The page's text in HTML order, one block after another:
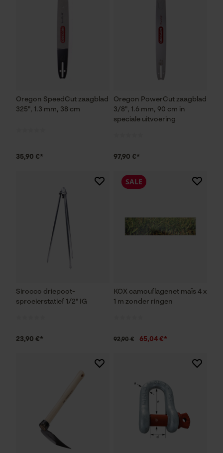
Oregon SpeedCut zaagblad
325", 1.3 mm, 38 cm
35,90 €*
Oregon PowerCut zaagblad
3/8", 1.6 mm, 90 cm in
speciale uitvoering
97,90 €*
Sirocco driepoot-
sproeierstatief 1/2" IG
23,90 €*
KOX camouflagenet maïs 4 x
1 m zonder ringen
SALE
92,90 € 65,04 €*